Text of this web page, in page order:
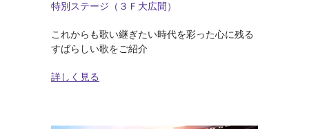
特別ステージ（３Ｆ大広間）
これからも歌い継ぎたい時代を彩った心に残る
すばらしい歌をご紹介
詳しく見る